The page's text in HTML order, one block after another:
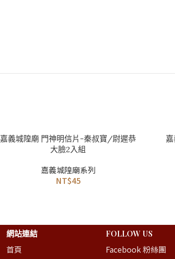
加入購物車
嘉義城隍廟 門神明信片-秦叔寶/尉遲恭
大臉2入組
嘉義城隍廟系列
NT$45
加入購物
網站連結
首頁
FOLLOW US
Facebook 粉絲團